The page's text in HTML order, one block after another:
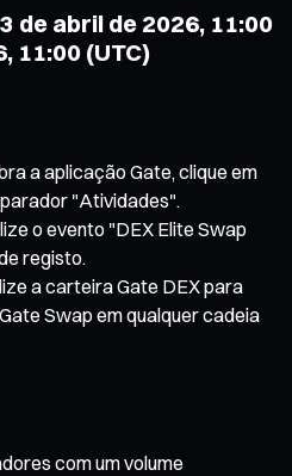
de abril de 2026, 11:00
11:00 (UTC)
a aplicação Gate, clique em
"Atividades".
o evento "DEX Elite Swap
registo.
a carteira Gate DEX para
Swap em qualquer cadeia
com um volume